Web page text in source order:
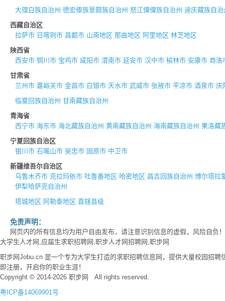
大理白族自治州 德宏傣族景颇族自治州 怒江傈僳族自治州 迪庆藏族自治
西藏自治区
拉萨市 日喀则市 昌都市 山南地区 那曲地区 阿里地区 林芝地区
陕西省
西安市 铜川市 宝鸡市 咸阳市 渭南市 延安市 汉中市 榆林市 安康市 商洛
甘肃省
兰州市 嘉峪关市 金昌市 白银市 天水市 武威市 张掖市 平凉市 酒泉市 庆
临夏回族自治州 甘南藏族自治州
青海省
西宁市 海东市 海北藏族自治州 黄南藏族自治州 海南藏族自治州 果洛藏
宁夏回族自治区
银川市 石嘴山市 吴忠市 固原市 中卫市
新疆维吾尔自治区
乌鲁木齐市 克拉玛依市 吐鲁番地区 哈密地区 昌吉回族自治州 博尔塔拉
伊犁哈萨克自治州
塔城地区 阿勒泰地区 直辖县级
免责声明：
网页内的所有信息均为用户自由发布，请注意识别信息的虚假，风险自
大学生人才网,应届生求职招聘网,职步人才网招聘网,职步网
职步网Jobu.cn 是一个专为大学生打造的求职招聘信息网，提供大量校园招
即注册，开启你的职业生涯！
Copyright © 2014-2026 职步网 All rights reserved.
粤ICP备14069901号